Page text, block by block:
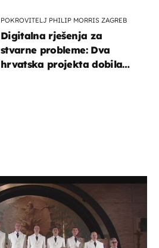
POKROVITELJ PHILIP MORRIS ZAGREB
Digitalna rješenja za
stvarne probleme: Dva
hrvatska projekta dobila